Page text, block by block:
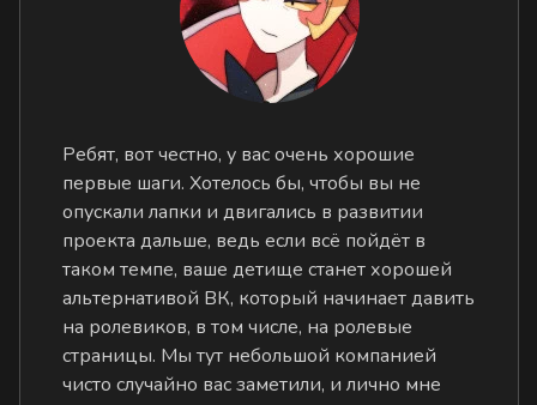
Ребят, вот честно, у вас очень хорошие
первые шаги. Хотелось бы, чтобы вы не
опускали лапки и двигались в развитии
проекта дальше, ведь если всё пойдёт в
таком темпе, ваше детище станет хорошей
альтернативой ВК, который начинает давить
на ролевиков, в том числе, на ролевые
страницы. Мы тут небольшой компанией
чисто случайно вас заметили, и лично мне